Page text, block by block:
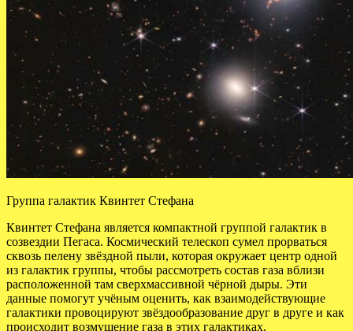
Группа галактик Квинтет Стефана
Квинтет Стефана является компактной группой галактик в
созвездии Пегаса. Космический телескоп сумел прорваться
сквозь пелену звёздной пыли, которая окружает центр одной
из галактик группы, чтобы рассмотреть состав газа вблизи
расположенной там сверхмассивной чёрной дыры. Эти
данные помогут учёным оценить, как взаимодействующие
галактики провоцируют звёздообразование друг в друге и как
происходит возмущение газа в этих галактиках.